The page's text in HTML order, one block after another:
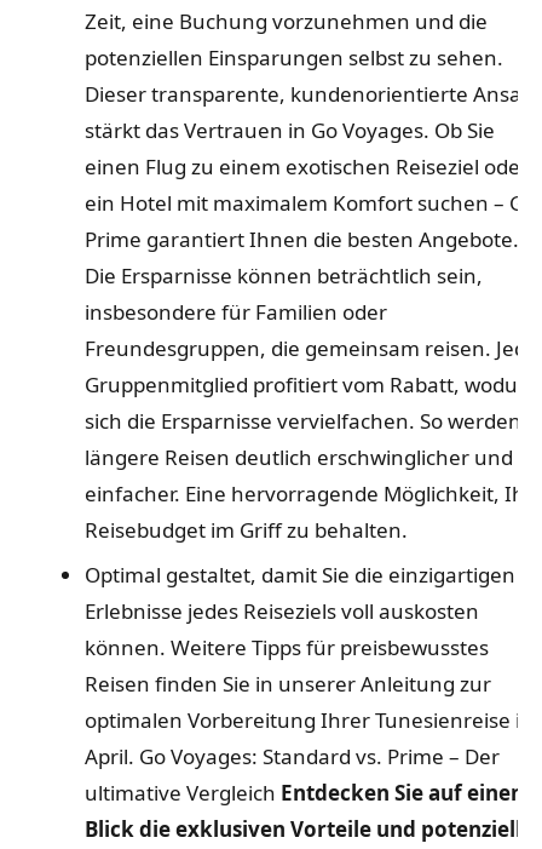
Zeit, eine Buchung vorzunehmen und die
potenziellen Einsparungen selbst zu sehen.
Dieser transparente, kundenorientierte Ansatz
stärkt das Vertrauen in Go Voyages. Ob Sie
einen Flug zu einem exotischen Reiseziel oder
ein Hotel mit maximalem Komfort suchen – GO
Prime garantiert Ihnen die besten Angebote.
Die Ersparnisse können beträchtlich sein,
insbesondere für Familien oder
Freundesgruppen, die gemeinsam reisen.
Gruppenmitglied profitiert vom Rabatt,
sich die Ersparnisse vervielfachen. So werden
längere Reisen deutlich erschwinglicher und
einfacher. Eine hervorragende Möglichkeit, Ihr
Reisebudget im Griff zu behalten.
Optimal gestaltet, damit Sie die einzigartigen
Erlebnisse jedes Reiseziels voll auskosten
können. Weitere Tipps für preisbewusstes
Reisen finden Sie in unserer Anleitung zur
optimalen Vorbereitung Ihrer Tunesienreise im
April. Go Voyages: Standard vs. Prime – Der
ultimative Vergleich Entdecken Sie auf einen
Blick die exklusiven Vorteile und